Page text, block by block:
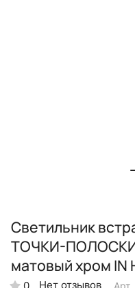
Светильник
ТОЧКИ-ПОЛОСКИ-
матовый хром IN